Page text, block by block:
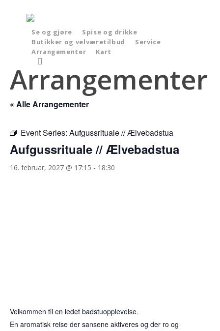
Se og gjøre
Spise og drikke
Butikker og velværetilbud
Service
Arrangementer
Kart
Arrangementer
« Alle Arrangementer
Event Series: Aufgussrituale // Ælvebadstua
Aufgussrituale // Ælvebadstua
16. februar, 2027 @ 17:15 - 18:30
Velkommen til en ledet badstuopplevelse.
En aromatisk reise der sansene aktiveres og der ro og